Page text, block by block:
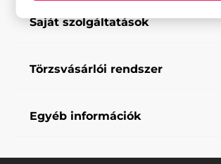
Saját szolgáltatások
Törzsvásárlói rendszer
Egyéb információk